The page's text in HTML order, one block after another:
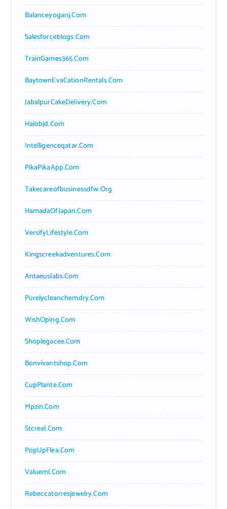
Balanceyoganj.com
Salesforceblogs.com
TrainGames365.com
BaytownEvaCationRentals.com
JabalpurCakeDelivery.com
Halobjd.com
Intelligenceqatar.com
PikaPikaApp.com
Takecareofbusinessdfw.org
HamadaOfJapan.com
VersifyLifestyle.com
Kingscreekadventures.com
Antaeuslabs.com
Purelycleanchemdry.com
WishOping.com
Shoplegacee.com
Bonvivantshop.com
CupPlante.com
Mpzin.com
Stcreal.com
PopUpFlea.com
Valueml.com
Rebeccatorresjewelry.com